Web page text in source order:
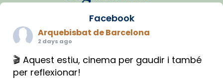
Facebook
Arquebisbat de Barcelona
2 days ago
🎬 Aquest estiu, cinema per gaudir i també
per reflexionar!